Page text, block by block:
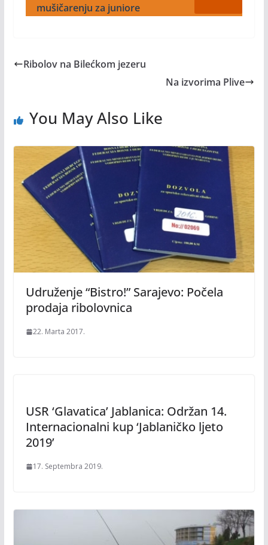
mušičarenju za juniore
Ribolov na Bilećkom jezeru
Na izvorima Plive
You May Also Like
Udruženje “Bistro!” Sarajevo: Počela
prodaja ribolovnica
22. Marta 2017.
USR ‘Glavatica’ Jablanica: Održan 14.
Internacionalni kup ‘Jablaničko ljeto
2019’
17. Septembra 2019.